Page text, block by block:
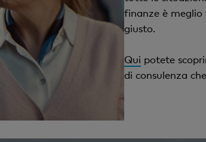
finanze è meglio
giusto.
Qui potete
di consulenza